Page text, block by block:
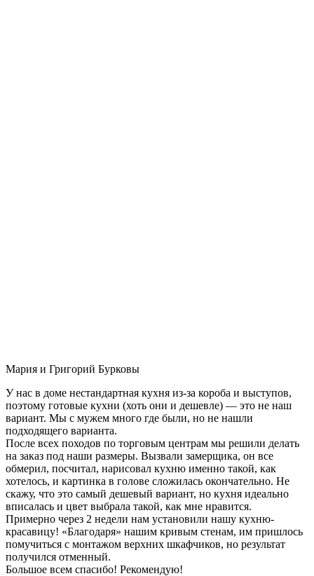
Мария и Григорий Бурковы
У нас в доме нестандартная кухня из-за короба и выступов,
поэтому готовые кухни (хоть они и дешевле) — это не наш
вариант. Мы с мужем много где были, но не нашли
подходящего варианта.
После всех походов по торговым центрам мы решили делать
на заказ под наши размеры. Вызвали замерщика, он все
обмерил, посчитал, нарисовал кухню именно такой, как
хотелось, и картинка в голове сложилась окончательно. Не
скажу, что это самый дешевый вариант, но кухня идеально
вписалась и цвет выбрала такой, как мне нравится.
Примерно через 2 недели нам установили нашу кухню-
красавицу! «Благодаря» нашим кривым стенам, им пришлось
помучиться с монтажом верхних шкафчиков, но результат
получился отменный.
Большое всем спасибо! Рекомендую!